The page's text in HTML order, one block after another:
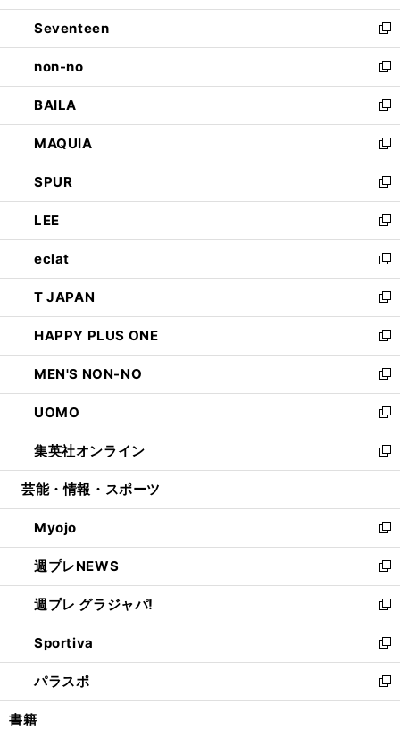
開
く
ウ
で
開
く
ン
ド
ウ
で
開
く
Seventeen
新
し
い
ウ
ィ
ン
ド
ウ
で
開
く
non-no
新
し
い
ウ
ィ
ン
ド
ウ
で
開
く
BAILA
新
し
い
ウ
ィ
ン
ド
ウ
で
開
く
MAQUIA
新
し
い
ウ
ィ
ン
ド
ウ
で
開
く
SPUR
新
し
い
ウ
ィ
ン
ド
ウ
で
開
く
LEE
新
し
い
ウ
ィ
ン
ド
ウ
で
開
く
eclat
新
し
い
ウ
ィ
ン
ド
ウ
で
開
く
T JAPAN
新
し
い
ウ
ィ
ン
ド
ウ
で
開
HAPPY PLUS ONE
新
し
い
ウ
ィ
ン
ド
ウ
開
く
MEN'S NON-NO
新
し
い
ウ
ィ
ン
ウ
で
開
く
UOMO
新
し
い
ウ
ン
ド
ウ
で
開
く
集英社オンライン
新
し
ウ
ィ
ン
ド
ウ
で
開
く
芸能・情報・スポーツ
Myojo
新
し
い
ウ
ィ
ン
ド
ウ
で
開
週プレNEWS
新
し
い
ウ
ィ
ン
ド
ウ
週プレ グラジャパ!
新
し
い
ウ
ィ
ン
Sportiva
新
し
い
ウ
パラスポ
新
し
書籍